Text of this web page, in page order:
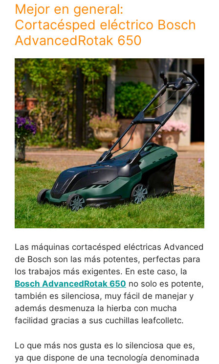
Mejor en general:
Cortacésped eléctrico Bosch
AdvancedRotak 650
Las máquinas cortacésped eléctricas Advanced
de Bosch son las más potentes, perfectas para
los trabajos más exigentes. En este caso, la
Bosch AdvancedRotak 650 no solo es potente,
también es silenciosa, muy fácil de manejar y
además desmenuza la hierba con mucha
facilidad gracias a sus cuchillas leafcolletc.
Lo que más nos gusta es lo silenciosa que es,
ya que dispone de una tecnología denominada